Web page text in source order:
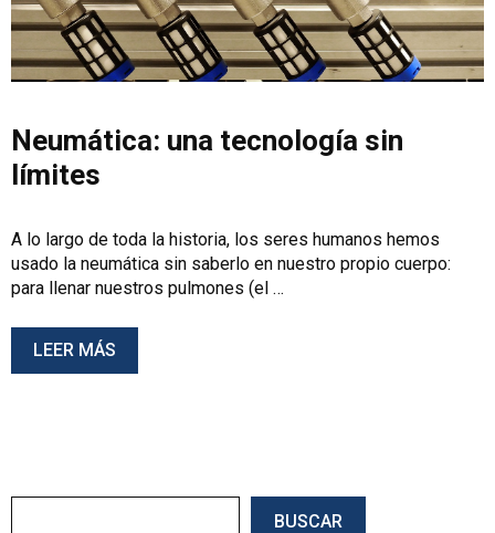
Neumática: una tecnología sin
límites
A lo largo de toda la historia, los seres humanos hemos
usado la neumática sin saberlo en nuestro propio cuerpo:
para llenar nuestros pulmones (el …
LEER MÁS
BUSCAR